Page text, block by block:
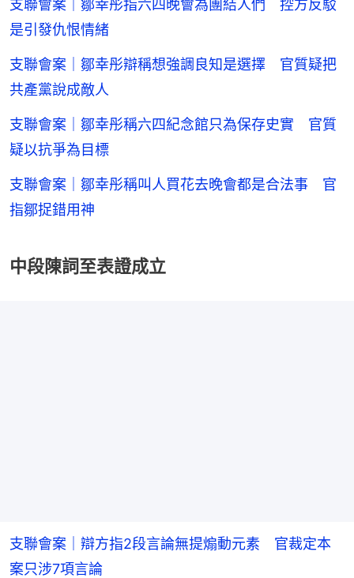
支聯會案｜鄒幸彤指六四晚會為團結人們 控方反駁
是引發仇恨情緒
支聯會案｜鄒幸彤辯稱想強調良知是選擇 官質疑把
共產黨說成敵人
支聯會案｜鄒幸彤稱六四紀念館只為保存史實 官質
疑以抗爭為目標
支聯會案｜鄒幸彤稱叫人買花去晚會都是合法事 官
指鄒捉錯用神
中段陳詞至表證成立
支聯會案｜辯方指2段言論無提煽動元素 官裁定本
案只涉7項言論